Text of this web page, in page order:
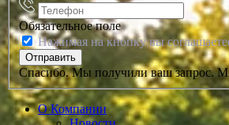
Обязательное поле
Нажимая на кнопку вы
Спасибо. Мы получили ваш запрос.
О Компании